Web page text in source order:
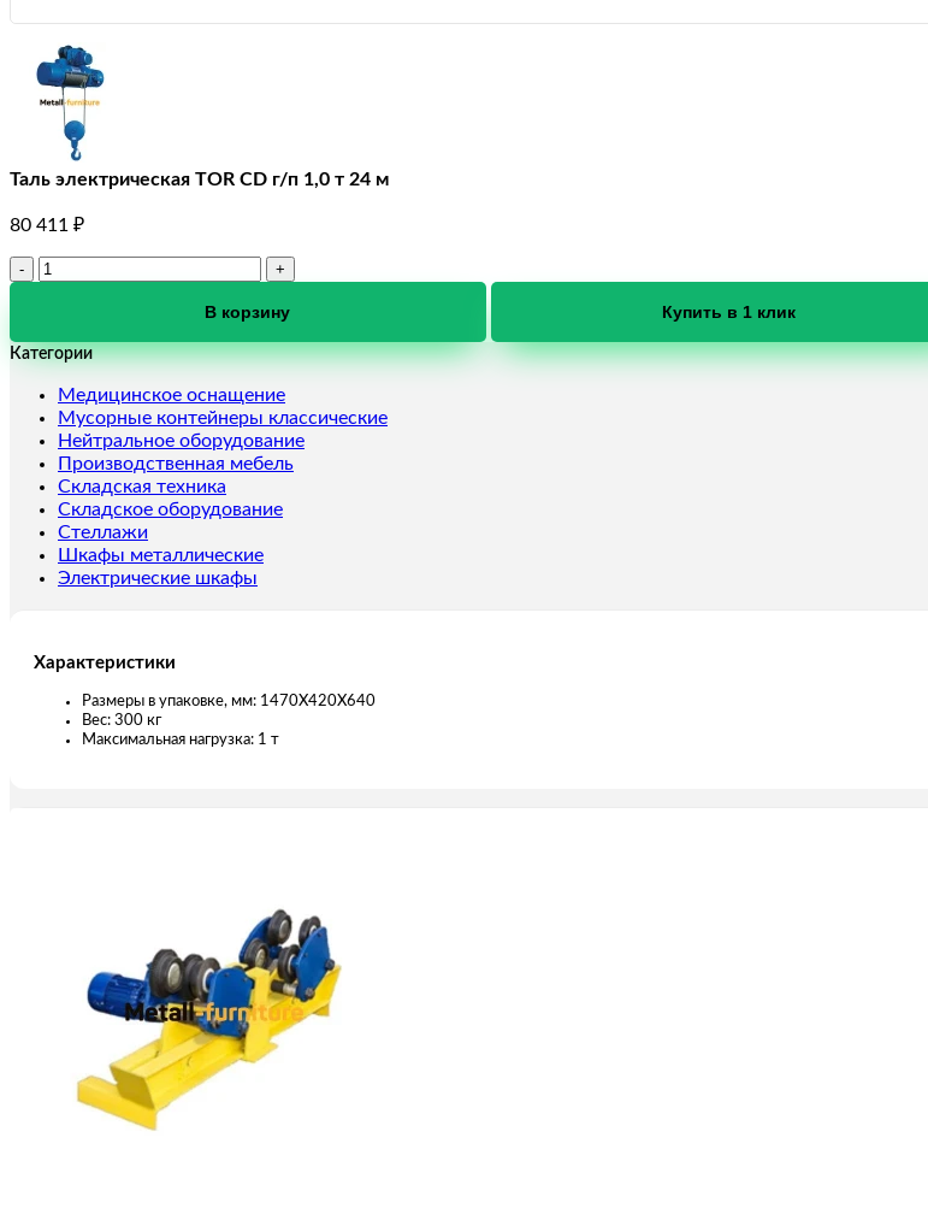
Таль электрическая TOR CD г/п 1,0 т 24 м
80 411 ₽
Количество
TOR
г/
п
1,0
т
24
м
В корзину Купить в 1 клик
Категории
Медицинское оснащение
Мусорные контейнеры классические
Нейтральное оборудование
Производственная мебель
Складская техника
Складское оборудование
Стеллажи
Шкафы металлические
Электрические шкафы
Характеристики
Размеры в упаковке, мм: 1470X420X640
Вес: 300 кг
Максимальная нагрузка: 1 т